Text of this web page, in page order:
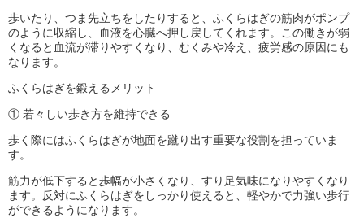
歩いたり、つま先立ちをしたりすると、ふくらはぎの筋肉がポンプ
のように収縮し、血液を心臓へ押し戻してくれます。この働きが弱
くなると血流が滞りやすくなり、むくみや冷え、疲労感の原因にも
なります。
ふくらはぎを鍛えるメリット
① 若々しい歩き方を維持できる
歩く際にはふくらはぎが地面を蹴り出す重要な役割を担っていま
す。
筋力が低下すると歩幅が小さくなり、すり足気味になりやすくなり
ます。反対にふくらはぎをしっかり使えると、軽やかで力強い歩行
ができるようになります。